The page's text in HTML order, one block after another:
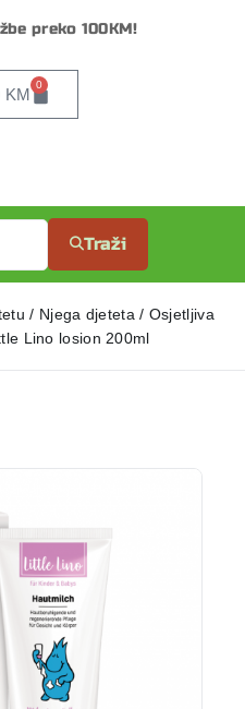
preko 100KM!
KM
0
Traži
/ Njega djeteta / Osjetljiva
Lino losion 200ml